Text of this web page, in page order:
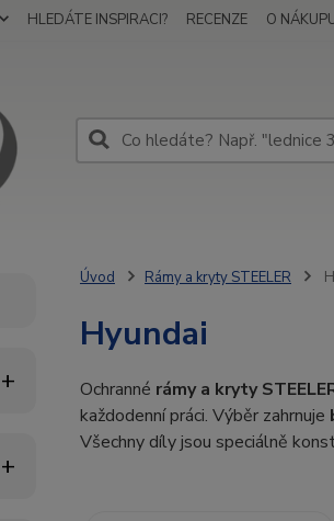
HLEDÁTE INSPIRACI? RECENZE O
Úvod Rámy a kryty STEELER
Hyundai
Ochranné rámy a kryty
každodenní práci. Výběr zahrnuje
Všechny díly jsou speciálně